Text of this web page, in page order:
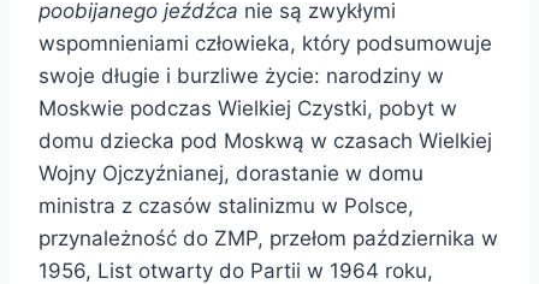
poobijanego jeźdźca nie są zwykłymi
wspomnieniami człowieka, który podsumowuje
swoje długie i burzliwe życie: narodziny w
Moskwie podczas Wielkiej Czystki, pobyt w
domu dziecka pod Moskwą w czasach Wielkiej
Wojny Ojczyźnianej, dorastanie w domu
ministra z czasów stalinizmu w Polsce,
przynależność do ZMP, przełom października w
1956, List otwarty do Partii w 1964 roku,